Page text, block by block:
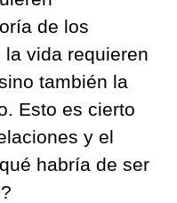
de los
vida requieren
también la
Esto es cierto
y el
habría de ser